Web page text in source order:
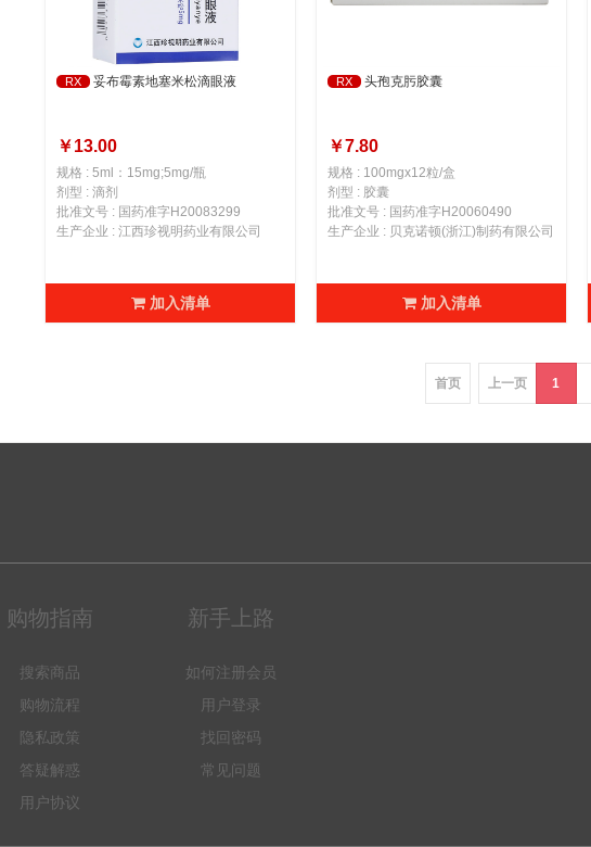
RX 妥布霉素地塞米松滴眼液
￥13.00
规格 : 5ml：15mg;5mg/瓶
剂型 : 滴剂
批准文号 : 国药准字H20083299
生产企业 : 江西珍视明药业有限公司
加入清单
RX 头孢克肟胶囊
￥7.80
规格 : 100mgx12粒/盒
剂型 : 胶囊
批准文号 : 国药准字H20060490
生产企业 : 贝克诺顿(浙江)制药有限公司
加入清单
首页 上一页 1
购物指南
搜索商品
购物流程
隐私政策
答疑解惑
用户协议
新手上路
如何注册会员
用户登录
找回密码
常见问题